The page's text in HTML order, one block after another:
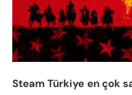
Steam Türkiye en çok